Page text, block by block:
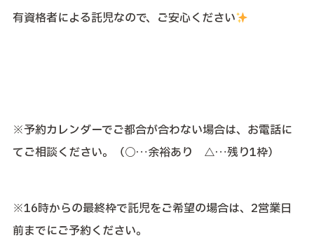
有資格者による託児なので、ご安心ください
※予約カレンダーでご都合が合わない場合は、お電話に
てご相談ください。（○…余裕あり △…残り1枠）
※16時からの最終枠で託児をご希望の場合は、2営業日
前までにご予約ください。